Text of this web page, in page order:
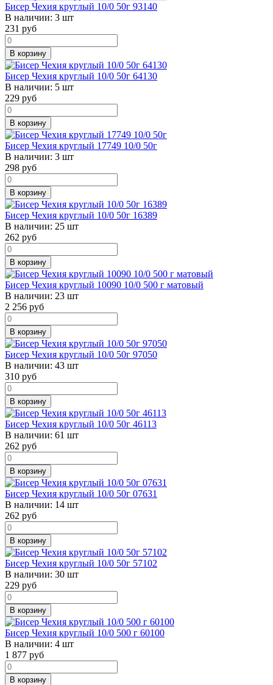
Бисер Чехия круглый 10/0 50г 93140
В наличии: 3 шт
231 руб
В корзину
Бисер Чехия круглый 10/0 50г 64130
В наличии: 5 шт
229 руб
В корзину
Бисер Чехия круглый 17749 10/0 50г
В наличии: 3 шт
298 руб
В корзину
Бисер Чехия круглый 10/0 50г 16389
В наличии: 25 шт
262 руб
В корзину
Бисер Чехия круглый 10090 10/0 500 г матовый
В наличии: 23 шт
2 256 руб
В корзину
Бисер Чехия круглый 10/0 50г 97050
В наличии: 43 шт
310 руб
В корзину
Бисер Чехия круглый 10/0 50г 46113
В наличии: 61 шт
262 руб
В корзину
Бисер Чехия круглый 10/0 50г 07631
В наличии: 14 шт
262 руб
В корзину
Бисер Чехия круглый 10/0 50г 57102
В наличии: 30 шт
229 руб
В корзину
Бисер Чехия круглый 10/0 500 г 60100
В наличии: 4 шт
1 877 руб
В корзину